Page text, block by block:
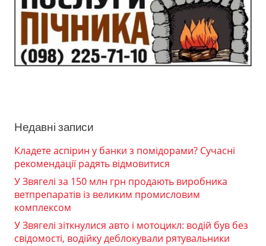
Недавні записи
Кладете аспірин у банки з помідорами? Сучасні
рекомендації радять відмовитися
У Звягелі за 150 млн грн продають виробника
ветпрепаратів із великим промисловим
комплексом
У Звягелі зіткнулися авто і мотоцикл: водій був без
свідомості, водійку деблокували рятувальники